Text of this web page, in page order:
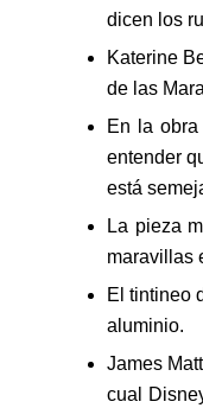
dicen los
Katerine
de las
En la
entender
está
La pieza
maravillas
El tintineo
aluminio.
James
cual